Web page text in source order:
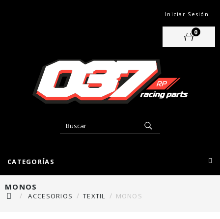
Iniciar Sesión
0
CATEGORÍAS
MONOS
ACCESORIOS TEXTIL MONOS